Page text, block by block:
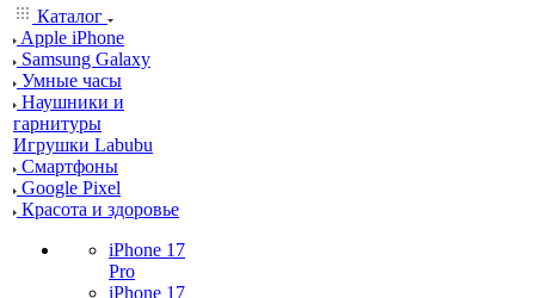
Каталог
Apple iPhone
Samsung Galaxy
Умные часы
Наушники и
гарнитуры
Игрушки Labubu
Смартфоны
Google Pixel
Красота и здоровье
iPhone 17
Pro
iPhone 17